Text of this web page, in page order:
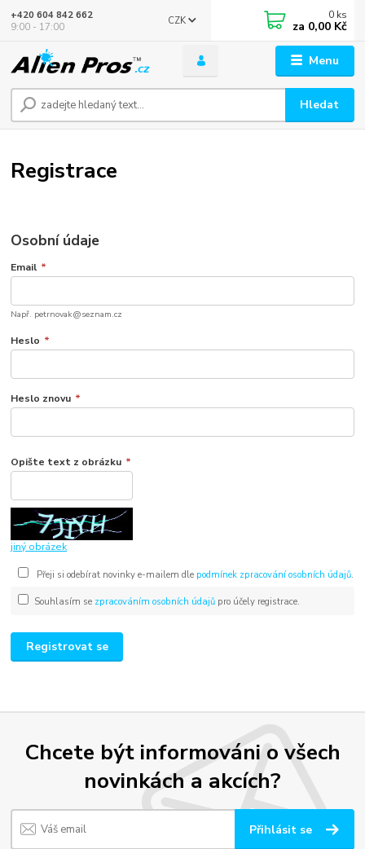
Menu
CZK
Hledat
+420 604 842 662
9:00 - 17:00
0 ks
za 0,00 Kč
Registrace
Osobní údaje
Email *
Např. petrnovak@seznam.cz
Heslo *
Heslo znovu *
Opište text z obrázku *
jiný obrázek
Přeji si odebírat novinky e-mailem dle podmínek zpracování osobních údajů.
Souhlasím se zpracováním osobních údajůpro účely registrace.
Registrovat se
Chcete být informováni o všech
novinkách a akcích?
Přihlásit se